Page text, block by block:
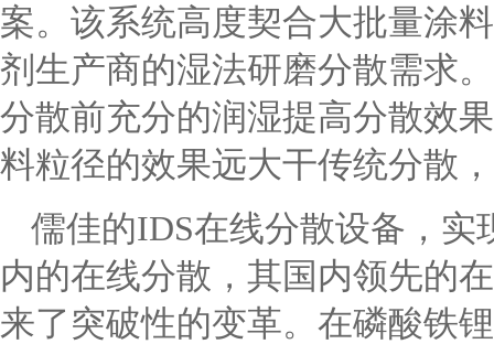
案。该系统高度契合大批量涂
剂生产商的湿法研磨分散需求
分散前充分的润湿提高分散效
料粒径的效果远大干传统分散
儒佳的IDS在线分散设备，实
内的在线分散，其国内领先的
来了突破性的变革。在磷酸铁